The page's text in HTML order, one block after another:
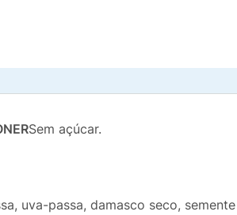
Sem açúcar.
uva-passa, damasco seco,